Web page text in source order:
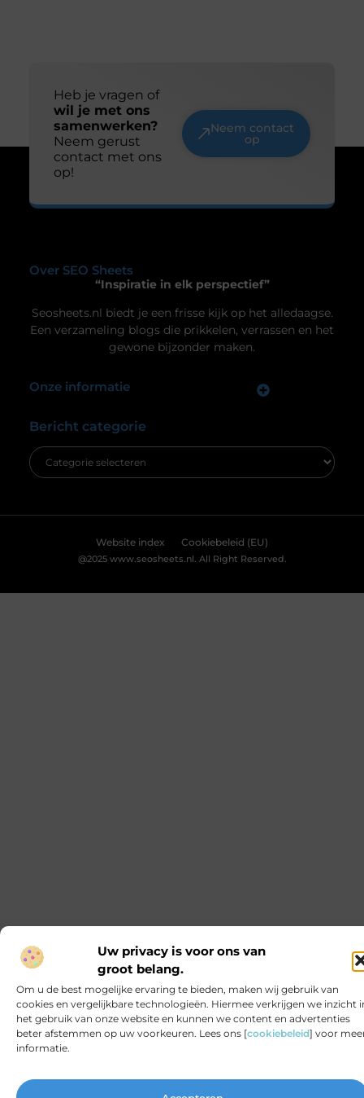
Uw privacy is voor ons van
groot belang.
inzicht in het gebruik van onze website en kunnen we content en
cookiebeleid ] voor meer informatie.
Bekijk Voorkeuren
De ultieme ondergrond voor thuisgymnastiek
opblaasbare matten zijn ideaal voor allerlei
oefeningen, van gymnastiek tot yoga. Laten we
ontdekken waarom dit een must-have is voor jouw
thuisfitness. Wat is een
De ultieme bestemming voor Real Madrid
fanartikelen
schoorsteen
Prefab schoorstenen worden steeds populairder in
de bouwsector. Ze bieden veel voordelen ten
opzichte van traditionele schoorstenen. In dit
artikel bespreken we de voordelen, het onderhoud
en het kiezen van de juiste prefab schoorsteen. De
voordelen van een prefab schoorsteen Duurzaam
en milieuvriendelijk Een prefab schoorsteen is een
duurzame keuze. De materialen zijn ontworpen